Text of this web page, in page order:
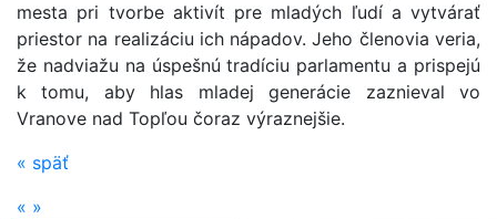
mesta pri tvorbe aktivít pre mladých ľudí a vytvárať
priestor na realizáciu ich nápadov. Jeho členovia veria,
že nadviažu na úspešnú tradíciu parlamentu a prispejú
k tomu, aby hlas mladej generácie zaznieval vo
Vranove nad Topľou čoraz výraznejšie.
« späť
« »